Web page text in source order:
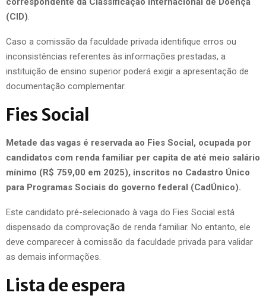
(CID)
Caso a comissão da faculdade privada identifique erros ou
inconsistências referentes às informações prestadas, a
instituição de ensino superior poderá exigir a apresentação de
documentação complementar.
Fies Social
Metade das vagas é reservada ao Fies Social, ocupada por
candidatos com renda familiar per capita de até meio salário
mínimo (R$ 759,00 em 2025), inscritos no Cadastro Único
para Programas Sociais do governo federal (CadÚnico).
Este candidato pré-selecionado à vaga do Fies Social está
dispensado da comprovação de renda familiar. No entanto, ele
deve comparecer à comissão da faculdade privada para validar
as demais informações.
Lista de espera